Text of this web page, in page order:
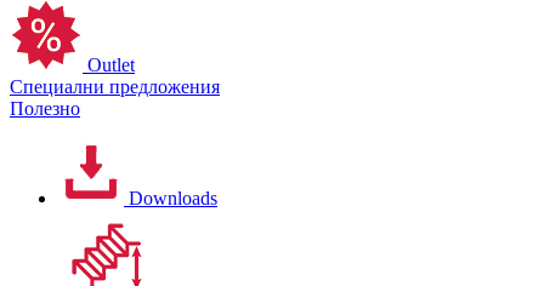
Outlet
Специални предложения
Полезно
Downloads